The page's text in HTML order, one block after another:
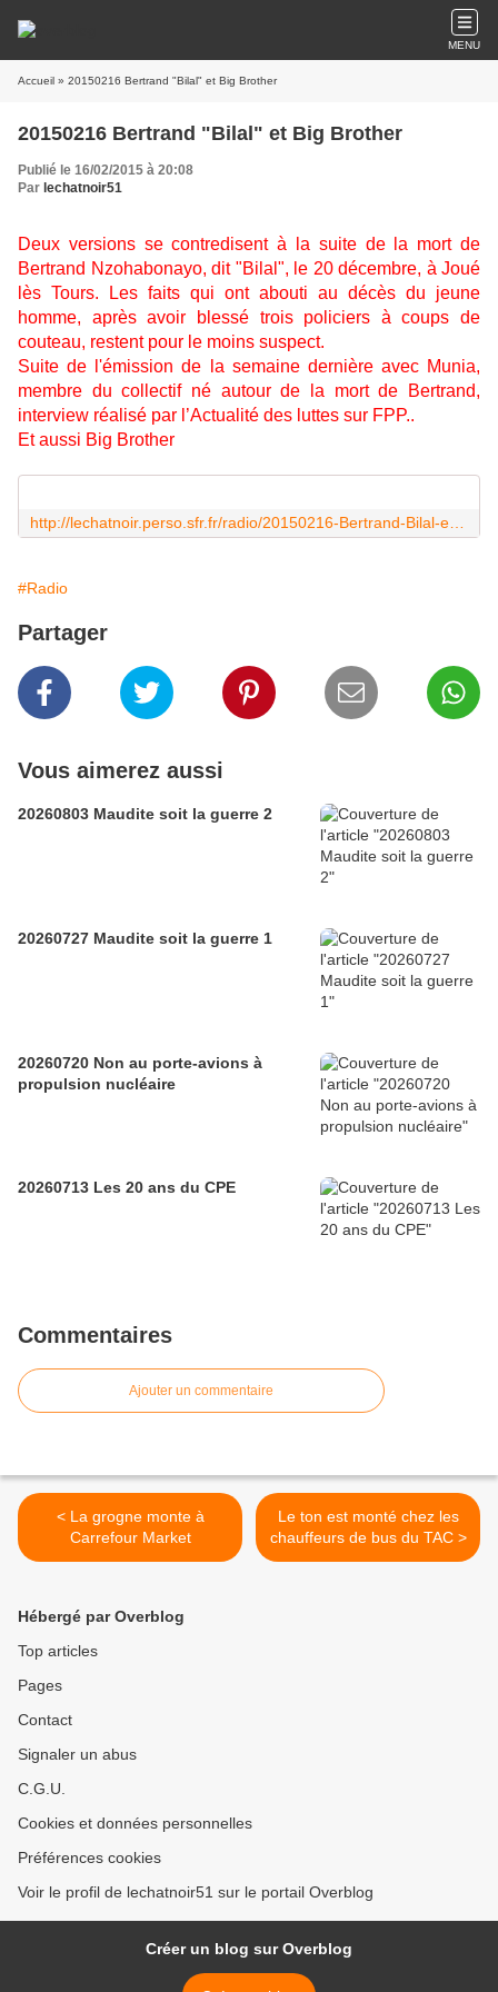
MENU
Accueil » 20150216 Bertrand "Bilal" et Big Brother
20150216 Bertrand "Bilal" et Big Brother
Publié le 16/02/2015 à 20:08
Par lechatnoir51
Deux versions se contredisent à la suite de la mort de
Bertrand Nzohabonayo, dit "Bilal", le 20 décembre, à Joué
lès Tours. Les faits qui ont abouti au décès du jeune
homme, après avoir blessé trois policiers à coups de
couteau, restent pour le moins suspect.
Suite de l'émission de la semaine dernière avec Munia,
membre du collectif né autour de la mort de Bertrand,
interview réalisé par l’Actualité des luttes sur FPP..
Et aussi Big Brother
#Radio
Partager
Vous aimerez aussi
20260803 Maudite soit la guerre 2
20260727 Maudite soit la guerre 1
20260720 Non au porte-avions à
propulsion nucléaire
20260713 Les 20 ans du CPE
Commentaires
Ajouter un commentaire
< La grogne monte à
Carrefour Market
Le ton est monté chez les
chauffeurs de bus du TAC >
Hébergé par Overblog
Top articles
Pages
Contact
Signaler un abus
C.G.U.
Cookies et données personnelles
Préférences cookies
Voir le profil de lechatnoir51 sur le portail Overblog
Créer un blog sur Overblog